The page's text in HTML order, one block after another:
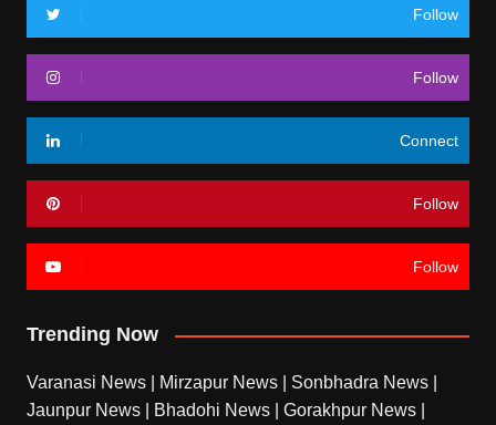
Follow
Follow
Connect
Follow
Follow
Trending Now
Varanasi News Mirzapur News Sonbhadra News
Jaunpur News
Bhadohi News Gorakhpur News